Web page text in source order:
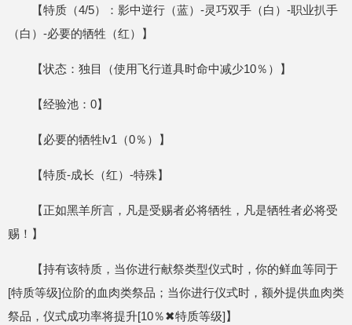
【特质（4/5）：影中逆行（蓝）-灵巧双手（白）-职业扒手
（白）-必要的牺牲（红）】
【状态：独目（使用飞行道具时命中减少10％）】
【经验池：0】
【必要的牺牲lv1（0％）】
【特质-成长（红）-特殊】
【正如黑羊所言，凡是受赐者必将牺牲，凡是牺牲者必将受
赐！】
【持有该特质，当你进行献祭类型仪式时，你的鲜血等同于
[特质等级]位阶的血肉类祭品；当你进行仪式时，额外提供血肉类
祭品，仪式成功率将提升[10％✖特质等级]】